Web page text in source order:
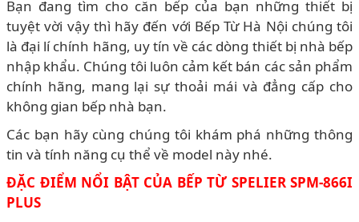
Bạn đang tìm cho căn bếp của bạn những thiết bị
tuyệt vời vậy thì hãy đến với Bếp Từ Hà Nội chúng tôi
là đại lí chính hãng, uy tín về các dòng thiết bị nhà bếp
nhập khẩu. Chúng tôi luôn cảm kết bán các sản phẩm
chính hãng, mang lại sự thoải mái và đẳng cấp cho
không gian bếp nhà bạn.
Các bạn hãy cùng chúng tôi khám phá những thông
tin và tính năng cụ thể về model này nhé.
ĐẶC ĐIỂM NỔI BẬT CỦA BẾP TỪ SPELIER SPM-866I
PLUS